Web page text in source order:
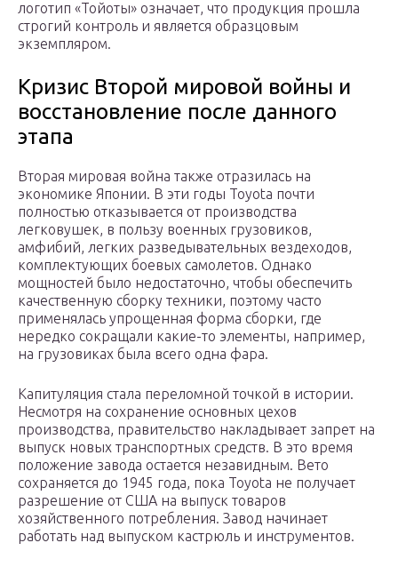
логотип «Тойоты» означает, что продукция прошла
строгий контроль и является образцовым
экземпляром.
Кризис Второй мировой войны и
восстановление после данного
этапа
Вторая мировая война также отразилась на
экономике Японии. В эти годы Toyota почти
полностью отказывается от производства
легковушек, в пользу военных грузовиков,
амфибий, легких разведывательных вездеходов,
комплектующих боевых самолетов. Однако
мощностей было недостаточно, чтобы обеспечить
качественную сборку техники, поэтому часто
применялась упрощенная форма сборки, где
нередко сокращали какие-то элементы, например,
на грузовиках была всего одна фара.
Капитуляция стала переломной точкой в истории.
Несмотря на сохранение основных цехов
производства, правительство накладывает запрет на
выпуск новых транспортных средств. В это время
положение завода остается незавидным. Вето
сохраняется до 1945 года, пока Toyota не получает
разрешение от США на выпуск товаров
хозяйственного потребления. Завод начинает
работать над выпуском кастрюль и инструментов.